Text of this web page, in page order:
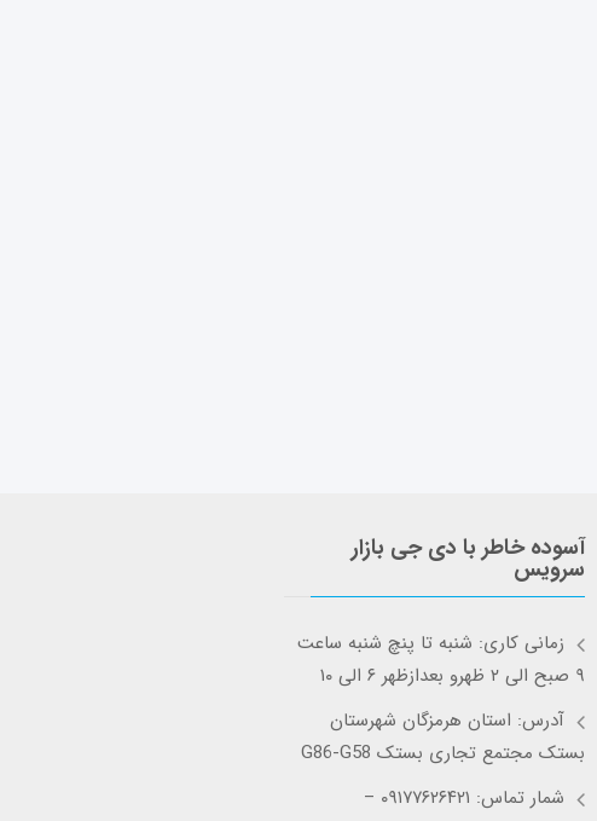
آسوده خاطر با دی جی بازار
سرویس
زمانی کاری: شنبه تا پنچ شنبه ساعت
۹ صبح الی ۲ ظهرو بعدازظهر ۶ الی ۱۰
آدرس: استان هرمزگان شهرستان
بستک مجتمع تجاری بستک G86-G58
شمار تماس: ۰۹۱۷۷۶۲۶۴۲۱ –